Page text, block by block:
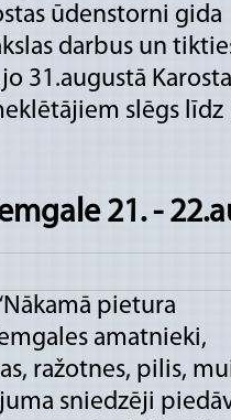
ūdenstorni gida
darbus un
31.augustā
slēgs līdz
21. -
pietura
amatnieki,
ražotnes, pilis,
sniedzēji